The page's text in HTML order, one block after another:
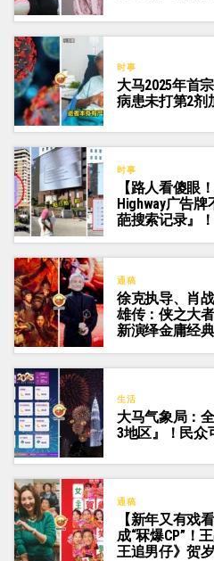
时事
大马2025年首
病患未打第2剂
时事
【路人看傻眼
Highway广告
葩搜索记录』
通稿
徐克执导、肖
雄传：侠之大
新演绎金庸经
生活
大马气象局：
3地区』！民众
通稿
【新年又有戏
成“冧爆CP”！
王追男仔》贺